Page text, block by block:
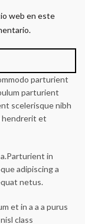
web en este
parturient
parturient
scelerisque nibh
hendrerit et
in
adipiscing a
netus.
et in a a a purus
class